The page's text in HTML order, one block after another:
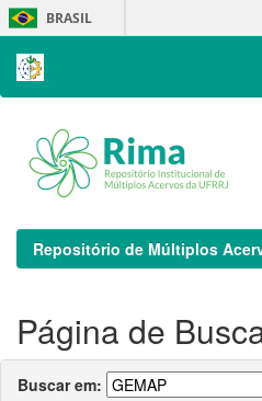
Skip
navigation
BRASIL
Repositório de Múltiplos
Página de
Buscar em: